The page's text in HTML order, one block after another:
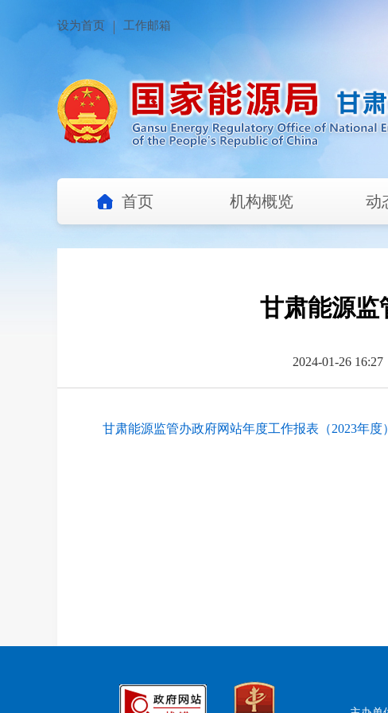
设为首页 工作邮箱
首页 机构概览 动
甘肃能源监
2024-01-26 16:27
甘肃能源监管办政府网站年度工作报表（2023年度